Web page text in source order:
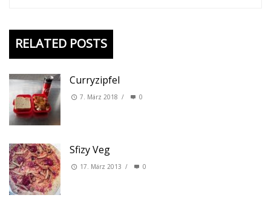
RELATED POSTS
Curryzipfel
7. März 2018 / 0
Sfizy Veg
17. März 2013 / 0